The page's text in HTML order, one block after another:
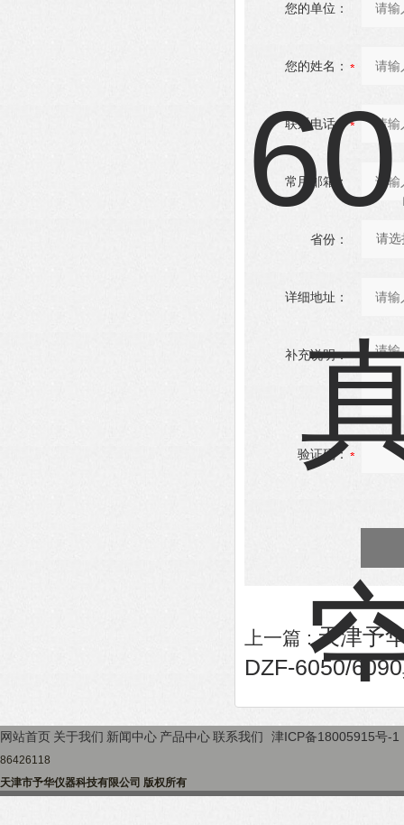
您的单位：
您的姓名：
联系电话：
常用邮箱：
省份：
详细地址：
补充说明：
验证码：
上一篇 :天津予
DZF-6050/
网站首页 关于我们 新闻中心 产品中心联系我们 津ICP备18005915号-1
86426118
天津市予华仪器科技有限公司 版权所有